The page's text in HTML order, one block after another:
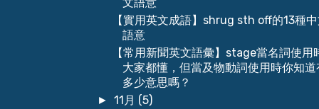
文語意
【實用英文成語】shrug sth off的13種
語意
【常用新聞英文語彙】stage當名詞使用
大家都懂，但當及物動詞使用時你知道
多少意思嗎？
►11月 (5)